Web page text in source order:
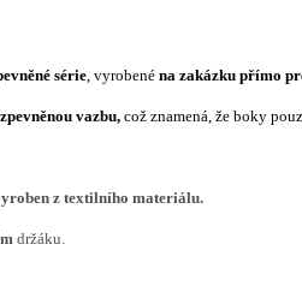
série, vyrobené na zakázku přímo
vazbu,což znamená, že boky
z textilního materiálu.
držáku.